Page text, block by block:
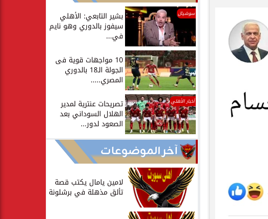
سوشيال بشير التابعي: الأهلي
سيفوز بالدوري وهو نايم
في...
10 مواجهات قوية فى
الجولة الـ18 بالدوري
المصري.....
أخبار الأهلي تصريحات عنترية لمدير
الهلال السوداني بعد
الصعود لدور...
آخر الموضوعات
لامين يامال يكتب قصة
تألق مذهلة في برشلونة